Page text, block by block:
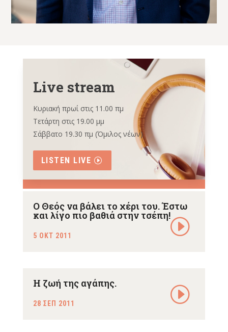
Live stream
Κυριακή πρωί στις 11.00 πμ
Τετάρτη στις 19.00 μμ
Σάββατο 19.30 πμ (Όμιλος νέων)
LISTEN LIVE
Ο Θεός να βάλει το χέρι του. Έστω
και λίγο πιο βαθιά στην τσέπη!
5 ΟΚΤ 2011
Η ζωή της αγάπης.
28 ΣΕΠ 2011